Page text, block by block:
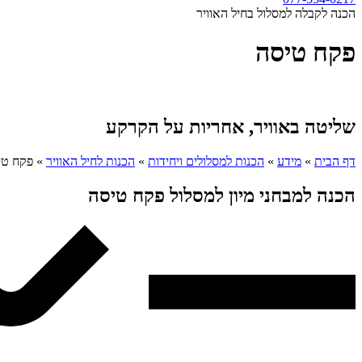
הכנה לקבלה למסלול בחיל האוויר
פקח טיסה
שליטה באוויר, אחריות על הקרקע
דף הבית » מידע » הכנות למסלולים ויחידות » הכנות לחיל האוויר » פקח
הכנה למבחני מיון למסלול פקח טיסה